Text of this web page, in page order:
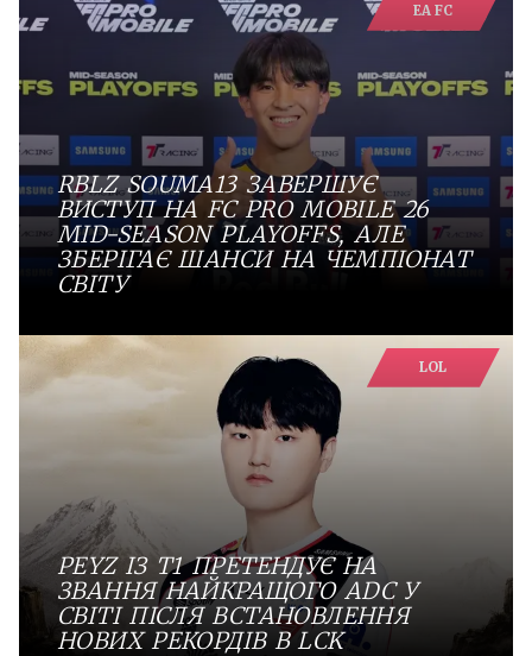
EA FC
RBLZ SOUMA13 ЗАВЕРШУЄ
ВИСТУП НА FC PRO MOBILE 26
MID-SEASON PLAYOFFS, АЛЕ
ЗБЕРІГАЄ ШАНСИ НА ЧЕМПІОНАТ
СВІТУ
LOL
PEYZ ІЗ T1 ПРЕТЕНДУЄ НА
ЗВАННЯ НАЙКРАЩОГО ADC У
СВІТІ ПІСЛЯ ВСТАНОВЛЕННЯ
НОВИХ РЕКОРДІВ В LCK